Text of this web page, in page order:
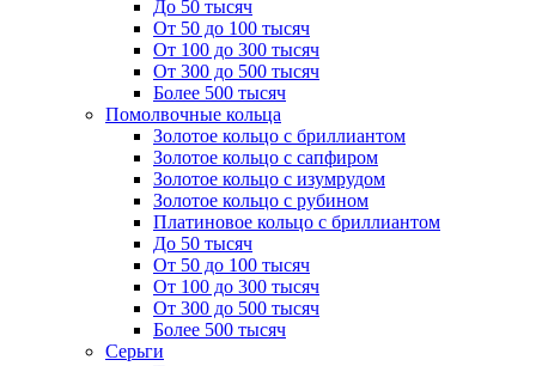
До 50 тысяч
От 50 до 100 тысяч
От 100 до 300 тысяч
От 300 до 500 тысяч
Более 500 тысяч
Помолвочные кольца
Золотое кольцо с бриллиантом
Золотое кольцо с сапфиром
Золотое кольцо с изумрудом
Золотое кольцо с рубином
Платиновое кольцо с бриллиантом
До 50 тысяч
От 50 до 100 тысяч
От 100 до 300 тысяч
От 300 до 500 тысяч
Более 500 тысяч
Серьги